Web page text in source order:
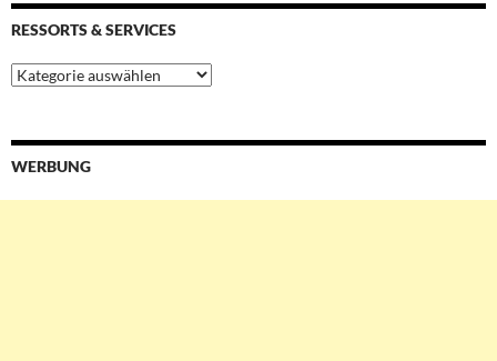
RESSORTS & SERVICES
Ressorts
&
WERBUNG